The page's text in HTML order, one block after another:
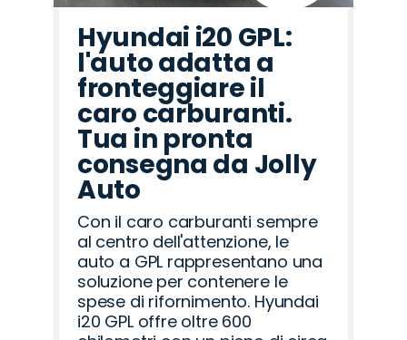
Hyundai i20 GPL:
l'auto adatta a
fronteggiare il
caro carburanti.
Tua in pronta
consegna da Jolly
Auto
Con il caro carburanti sempre
al centro dell'attenzione, le
auto a GPL rappresentano una
soluzione per contenere le
spese di rifornimento. Hyundai
i20 GPL offre oltre 600